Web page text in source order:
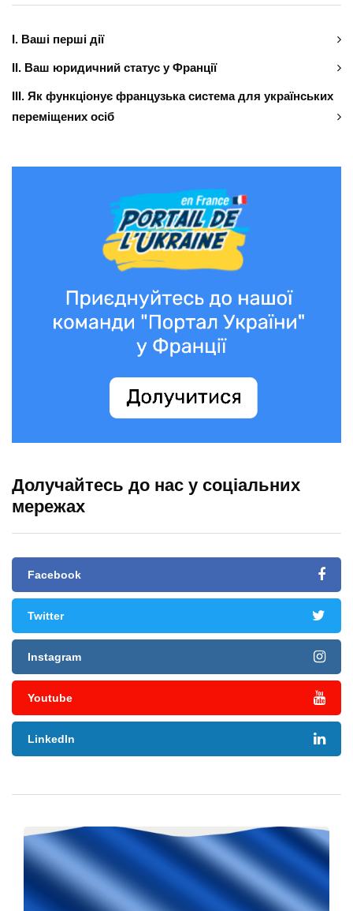
І. Ваші перші дії
ІІ. Ваш юридичний статус у Франції
ІІІ. Як функціонує французька система для українських
переміщених осіб
Долучайтесь до нас у соціальних
мережах
Facebook
Twitter
Instagram
Youtube
LinkedIn